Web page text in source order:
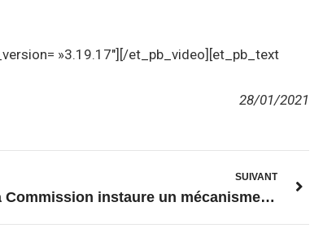
»3.19.17″][/et_pb_video][et_pb_text
28/01/2021
SUIVANT
La Commission instaure un mécanisme de transparence et d’autorisation pour les exportations de vaccins anti-COVID